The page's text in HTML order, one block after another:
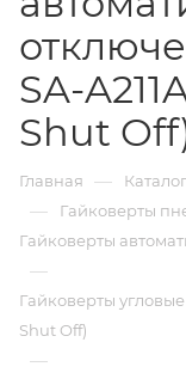
SA-
Shut
Главная — Каталог
— Гайковерты
Гайковерты
—
Гайковерты
Shut Off)
—